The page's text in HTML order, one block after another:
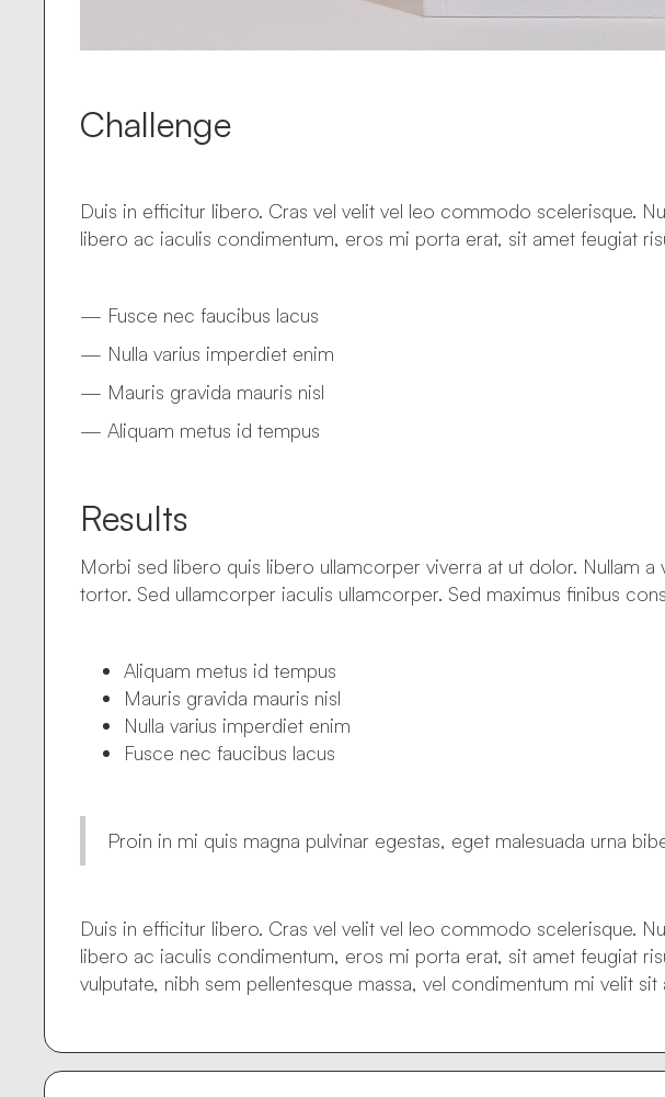
Challenge
Duis in efficitur libero. Cras vel velit vel leo commodo scelerisque.
libero ac iaculis condimentum, eros mi porta erat, sit amet feugiat
— Fusce nec faucibus lacus
— Nulla varius imperdiet enim
— Mauris gravida mauris nisl
— Aliquam metus id tempus
Results
Morbi sed libero quis libero ullamcorper viverra at ut dolor. Nullam
tortor. Sed ullamcorper iaculis ullamcorper. Sed maximus finibus
Aliquam metus id tempus
Mauris gravida mauris nisl
Nulla varius imperdiet enim
Fusce nec faucibus lacus
Proin in mi quis magna pulvinar egestas, eget malesuada urna
Duis in efficitur libero. Cras vel velit vel leo commodo scelerisque.
libero ac iaculis condimentum, eros mi porta erat, sit amet feugiat
vulputate, nibh sem pellentesque massa, vel condimentum mi velit sit